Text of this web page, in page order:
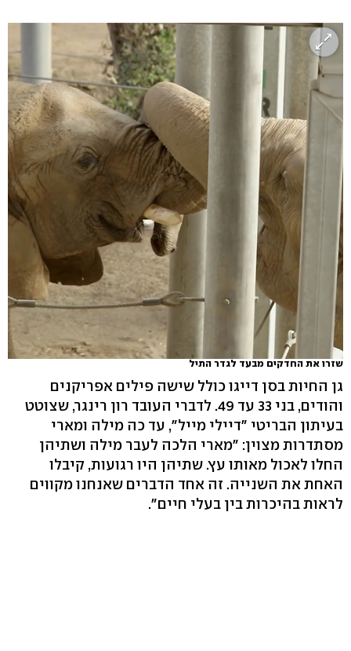
שזרו את החדקים מבעד לגדר התיל
גן החיות בסן דייגו כולל שישה פילים אפריקנים
והודים, בני 33 עד 49. לדברי העובד רון רינגר, שצוטט
בעיתון הבריטי "דיילי מייל", עד כה מילה ומארי
מסתדרות מצוין: "מארי הלכה לעבר מילה ושתיהן
החלו לאכול מאותו עץ. שתיהן היו רגועות, קיבלו
האחת את השנייה. זה אחד הדברים שאנחנו מקווים
לראות בהיכרות בין בעלי חיים".